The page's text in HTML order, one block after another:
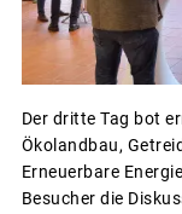
Der dritte Tag bot
Ökolandbau,
Erneuerbare
Besucher die